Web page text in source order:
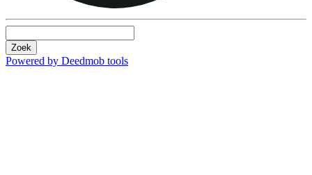
Zoek
Powered by Deedmob tools